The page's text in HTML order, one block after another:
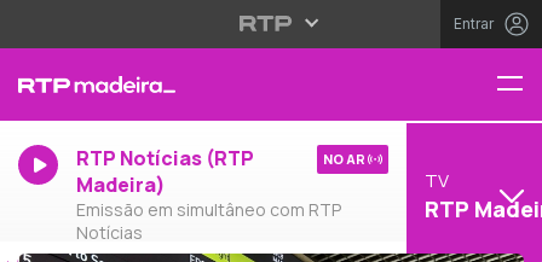
Entrar
RTP Notícias (RTP
Madeira)
Emissão em simultâneo com RTP
Notícias
NO AR
TV
RTP